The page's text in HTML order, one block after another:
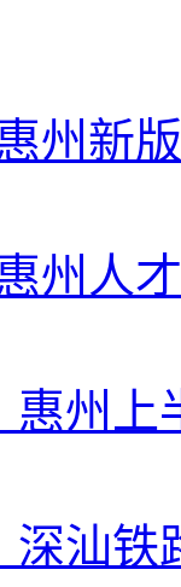
州新
州人
惠州上
深汕